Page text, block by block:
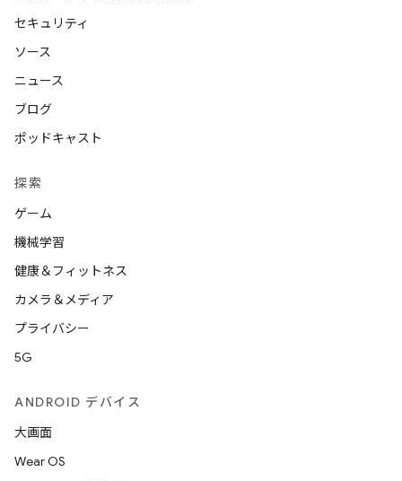
セキュリティ
ソース
ニュース
ブログ
ポッドキャスト
探索
ゲーム
機械学習
健康＆フィットネス
カメラ＆メディア
プライバシー
5G
ANDROID デバイス
大画面
Wear OS